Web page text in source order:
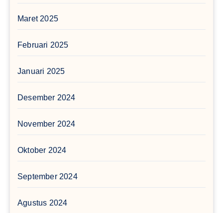
Maret 2025
Februari 2025
Januari 2025
Desember 2024
November 2024
Oktober 2024
September 2024
Agustus 2024